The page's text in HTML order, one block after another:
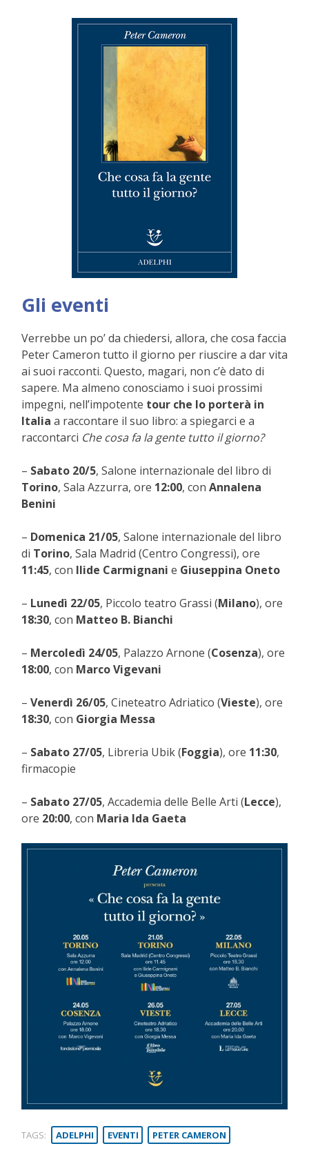
Gli eventi
Verrebbe un po’ da chiedersi, allora, che cosa faccia
Peter Cameron tutto il giorno per riuscire a dar vita
ai suoi racconti. Questo, magari, non c’è dato di
sapere. Ma almeno conosciamo i suoi prossimi
impegni, nell’impotente tour che lo porterà in
Italia a raccontare il suo libro: a spiegarci e a
raccontarci Che cosa fa la gente tutto il giorno?
– Sabato 20/5, Salone internazionale del libro di
Torino, Sala Azzurra, ore 12:00, con Annalena
Benini
– Domenica 21/05, Salone internazionale del libro
di Torino, Sala Madrid (Centro Congressi), ore
11:45, con Ilide Carmignani e Giuseppina Oneto
– Lunedì 22/05, Piccolo teatro Grassi (Milano), ore
18:30, con Matteo B. Bianchi
– Mercoledì 24/05, Palazzo Arnone (Cosenza), ore
18:00, con Marco Vigevani
– Venerdì 26/05, Cineteatro Adriatico (Vieste), ore
18:30, con Giorgia Messa
– Sabato 27/05, Libreria Ubik (Foggia), ore 11:30,
firmacopie
– Sabato 27/05, Accademia delle Belle Arti (Lecce),
ore 20:00, con Maria Ida Gaeta
TAGS: ADELPHI EVENTI PETER CAMERON